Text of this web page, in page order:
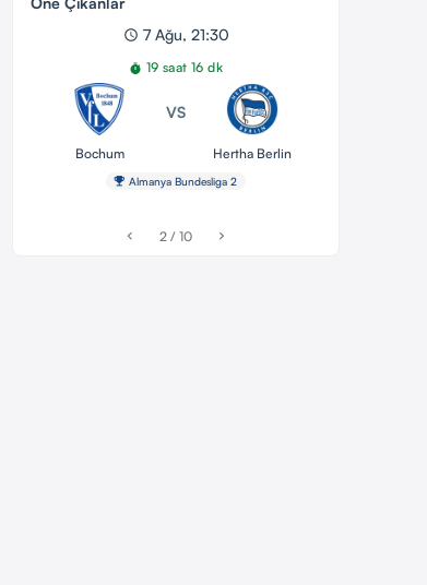
schedule 7 Ağu, 21:30
timer 19 saat 16 dk
Bochum
VS
Hertha Berlin
emoji_events Almanya Bundesliga 2
chevron_left 2 / 10 chevron_right